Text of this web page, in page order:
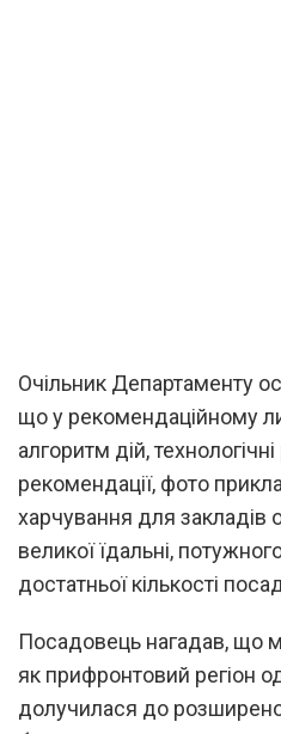
Очільник Департаменту
що у рекомендаційному
алгоритм дій,
рекомендації, фото
харчування для закладів
великої їдальні,
достатньої кількості
Посадовець нагадав, що
як прифронтовий регіон
долучилася до